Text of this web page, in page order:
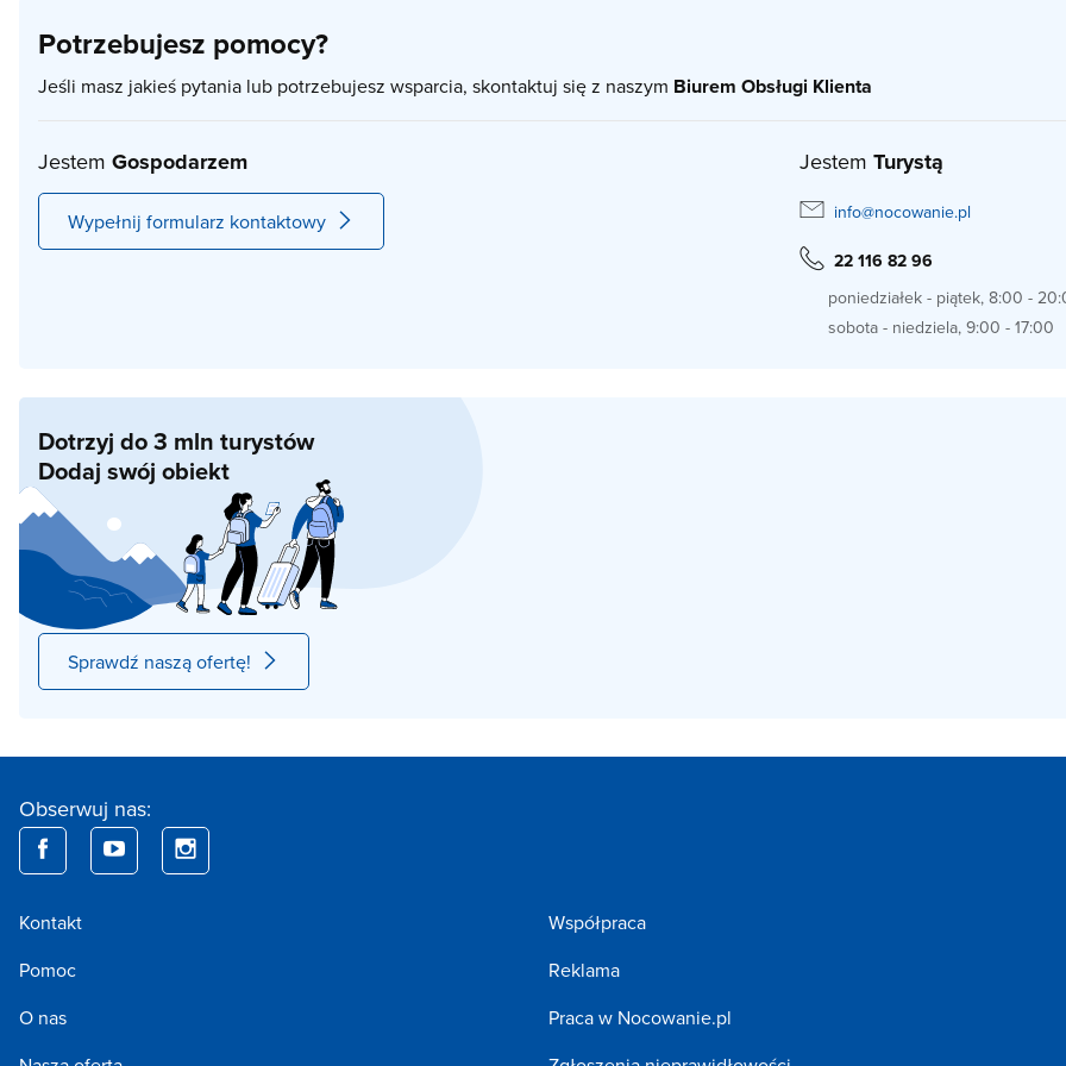
Potrzebujesz pomocy?
Jeśli masz jakieś pytania lub potrzebujesz wsparcia, skontaktuj się z naszym Biurem Obsługi Klienta
Jestem Gospodarzem
Wypełnij formularz kontaktowy
Jestem Turystą
info@nocowanie.pl
22 116 82 96
poniedziałek - piątek, 8:00 -
sobota - niedziela, 9:00 - 17:00
Dotrzyj do 3 mln turystów
Dodaj swój obiekt
Sprawdź naszą ofertę!
Obserwuj nas:
Kontakt
Pomoc
O nas
Współpraca
Reklama
Praca w Nocowanie.pl